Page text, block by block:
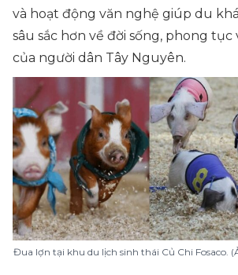
và hoạt động văn nghệ giúp du
sâu sắc hơn về đời sống, phong
của người dân Tây Nguyên.
Đua lợn tại khu du lịch sinh thái Củ Chi Fosaco.